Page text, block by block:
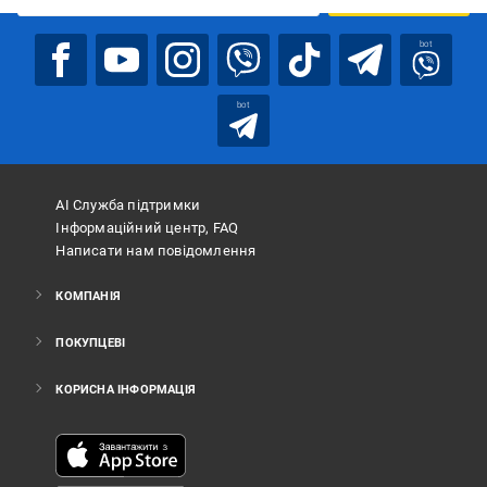
bot
bot
АІ Служба підтримки
Інформаційний центр, FAQ
Написати нам повідомлення
КОМПАНІЯ
ПОКУПЦЕВІ
КОРИСНА ІНФОРМАЦІЯ